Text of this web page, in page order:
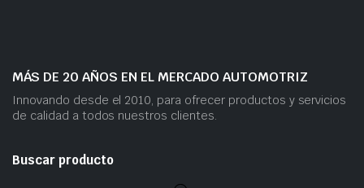
MÁS DE 20 AÑOS EN EL MERCADO AUTOMOTRIZ
Innovando desde el 2010, para ofrecer productos y servicios
de calidad a todos nuestros clientes.
Buscar producto